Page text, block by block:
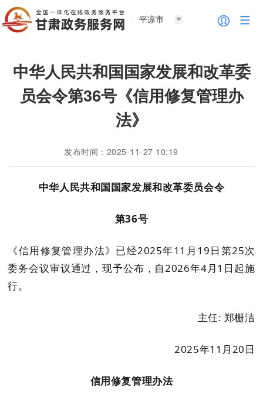
平凉市
中华人民共和国国家发展和改革委
员会令第36号《信用修复管理办
法》
发布时间：2025-11-27 10:19
中华人民共和国国家发展和改革委员会令
第36号
《信用修复管理办法》已经2025年11 月 19日第25次
委务会议审议通过，现予公布，自2026年4月1 日起施
行。
主任: 郑栅洁
2025年11 月20日
信用修复管理办法